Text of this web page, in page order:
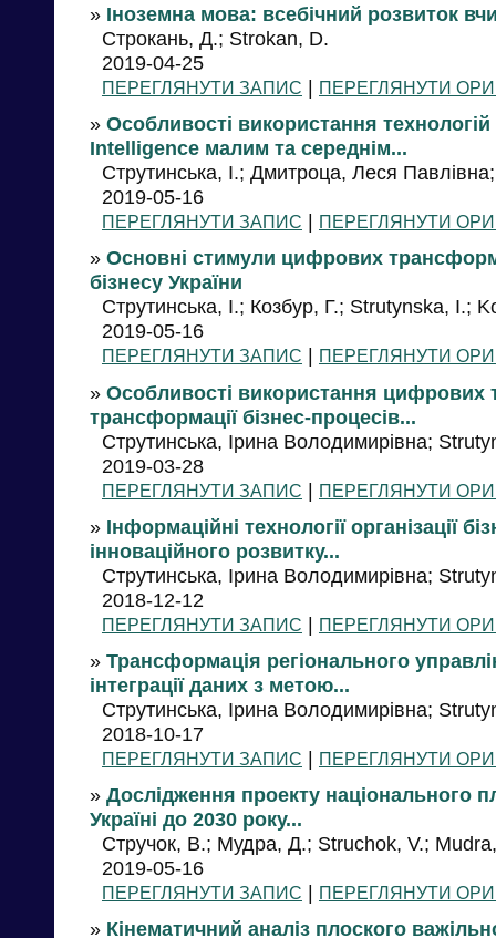
» Іноземна мова: всебічний розвиток
Строкань, Д.; Strokan, D.
2019-04-25
ПЕРЕГЛЯНУТИ ЗАПИС | ПЕРЕГЛЯНУТИ
» Особливості використання
Intelligence малим та середнім...
Струтинська, І.; Дмитроца, Леся
2019-05-16
ПЕРЕГЛЯНУТИ ЗАПИС | ПЕРЕГЛЯНУТИ
» Основні стимули цифрових
бізнесу України
Струтинська, І.; Козбур, Г.; Strutynska, I.;
2019-05-16
ПЕРЕГЛЯНУТИ ЗАПИС | ПЕРЕГЛЯНУТИ
» Особливості використання цифрових
трансформації бізнес-процесів...
Струтинська, Ірина Володимирівна;
2019-03-28
ПЕРЕГЛЯНУТИ ЗАПИС | ПЕРЕГЛЯНУТИ
» Інформаційні технології організації
інноваційного розвитку...
Струтинська, Ірина Володимирівна;
2018-12-12
ПЕРЕГЛЯНУТИ ЗАПИС | ПЕРЕГЛЯНУТИ
» Трансформація регіонального
інтеграції даних з метою...
Струтинська, Ірина Володимирівна;
2018-10-17
ПЕРЕГЛЯНУТИ ЗАПИС | ПЕРЕГЛЯНУТИ
» Дослідження проекту національного
Україні до 2030 року...
Стручок, В.; Мудра, Д.; Struchok, V.;
2019-05-16
ПЕРЕГЛЯНУТИ ЗАПИС | ПЕРЕГЛЯНУТИ
» Кінематичний аналіз плоского